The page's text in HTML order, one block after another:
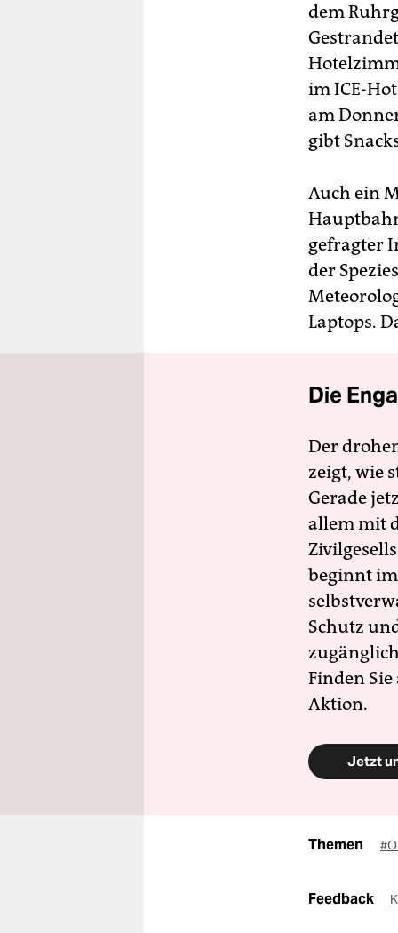
dem
im ICE-
am
gibt
Auch ein
gefragter
der
Laptops.
Die
Der
zeigt, wie
Gerade
allem mit
beginnt
Schutz
Finden
Aktion.
Jetzt
Themen
Feedback